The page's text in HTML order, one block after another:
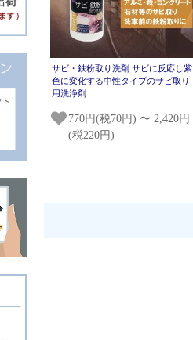
サビ・鉄粉取り洗剤 サビに反応し紫
色に変化する中性タイプのサビ取り
用洗浄剤
770円(税70円) 〜 2,420円
(税220円)